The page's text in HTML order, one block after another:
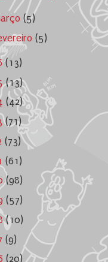
(5)
(5)
(13)
(13)
(42)
(71)
(73)
(61)
(98)
(57)
(10)
(9)
(20)